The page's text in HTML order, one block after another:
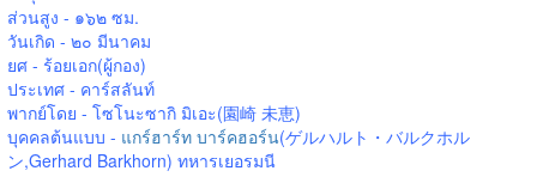
ส่วนสูง - ๑๖๒ ซม.
วันเกิด - ๒๐ มีนาคม
ยศ - ร้อยเอก(ผู้กอง)
ประเทศ - คาร์สลันท์
พากย์โดย - โซโนะซากิ มิเอะ(園崎 未恵)
บุคคลต้นแบบ - แกร์ฮาร์ท บาร์คฮอร์น(ゲルハルト・バルクホル
ン,Gerhard Barkhorn) ทหารเยอรมนี